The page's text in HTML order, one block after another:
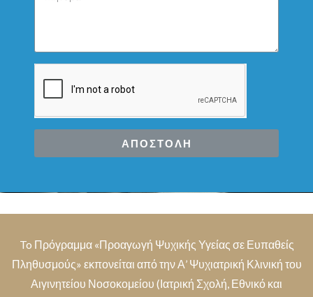
ΑΠΟΣΤΟΛΗ
To Πρόγραμμα «Προαγωγή Ψυχικής Υγείας σε Ευπαθείς
Πληθυσμούς» εκπονείται από την Α’ Ψυχιατρική Κλινική του
Αιγινητείου Νοσοκομείου (Ιατρική Σχολή, Εθνικό και